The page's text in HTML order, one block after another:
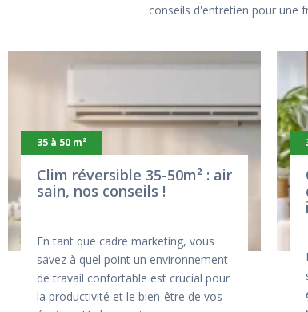
conseils d'entretien pour une
35 à 50 m²
Clim réversible 35-50m² : air
sain, nos conseils !
En tant que cadre marketing, vous
savez à quel point un environnement
de travail confortable est crucial pour
la productivité et le bien-être de vos